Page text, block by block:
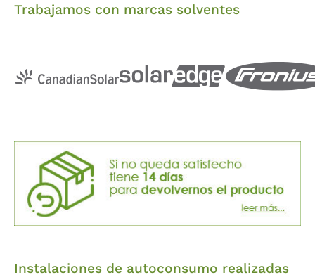
Trabajamos con marcas solventes
Instalaciones de autoconsumo realizadas